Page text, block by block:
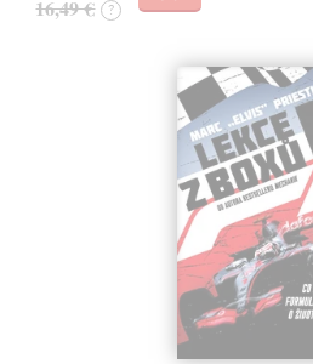
16,49 € ?